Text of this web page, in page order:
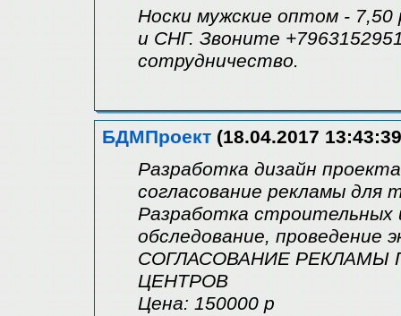
Носки мужские оптом -
и СНГ. Звоните
сотрудничество.
БДМПроект (18.04.2017
Разработка дизайн
согласование рекламы для
Разработка строительных
обследование, проведение
СОГЛАСОВАНИЕ РЕКЛАМЫ
ЦЕНТРОВ
Цена: 150000 р